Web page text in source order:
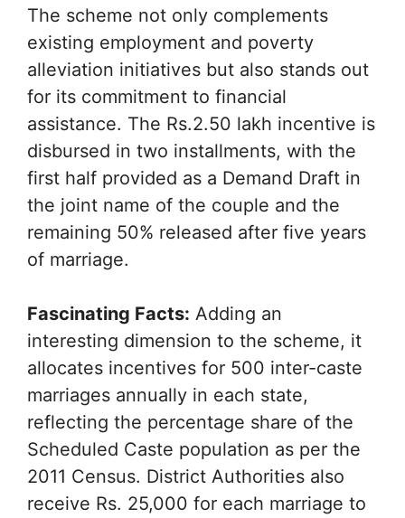
The scheme not only complements
existing employment and poverty
alleviation initiatives but also stands out
for its commitment to financial
assistance. The Rs.2.50 lakh incentive is
disbursed in two installments, with the
first half provided as a Demand Draft in
the joint name of the couple and the
remaining 50% released after five years
of marriage.
Fascinating Facts: Adding an
interesting dimension to the scheme, it
allocates incentives for 500 inter-caste
marriages annually in each state,
reflecting the percentage share of the
Scheduled Caste population as per the
2011 Census. District Authorities also
receive Rs. 25,000 for each marriage to